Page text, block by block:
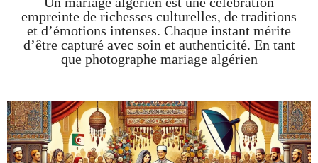
empreinte de richesses culturelles, de traditions
et d’émotions intenses. Chaque instant mérite
d’être capturé avec soin et authenticité. En tant
que photographe mariage algérien